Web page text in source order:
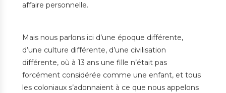
affaire personnelle.
Mais nous parlons ici d’une époque différente,
d’une culture différente, d’une civilisation
différente, où à 13 ans une fille n’était pas
forcément considérée comme une enfant, et tous
les coloniaux s’adonnaient à ce que nous appelons